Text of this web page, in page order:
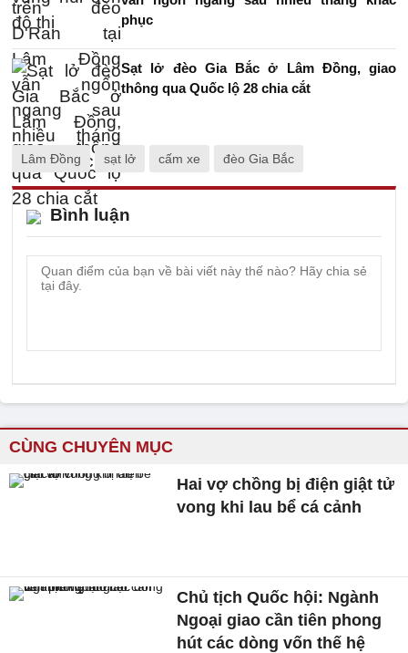
phục
Sạt lở đèo Gia Bắc ở Lâm Đồng, giao
thông qua Quốc lộ 28 chia cắt
Lâm Đồng sạt lở cấm xe đèo Gia Bắc
Bình luận
CÙNG CHUYÊN MỤC
Hai vợ chồng bị điện giật tử
vong khi lau bể cá cảnh
Chủ tịch Quốc hội: Ngành
Ngoại giao cần tiên phong
hút các dòng vốn thế hệ